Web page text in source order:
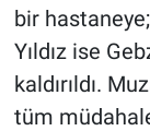
bir
Yıldız ise
kaldırıldı.
tüm